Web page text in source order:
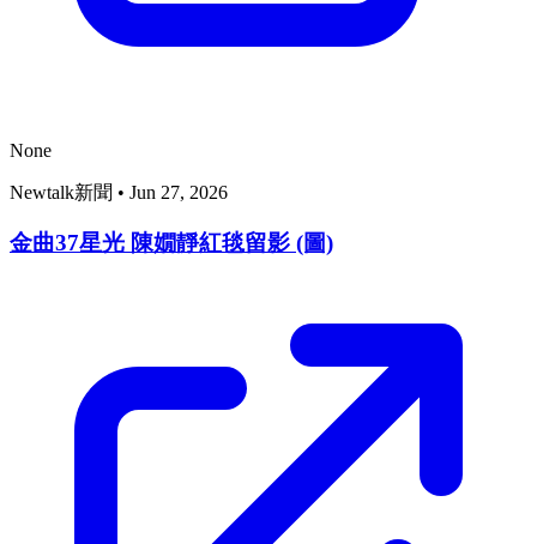
None
Newtalk新聞 • Jun 27, 2026
金曲37星光 陳嫺靜紅毯留影 (圖)